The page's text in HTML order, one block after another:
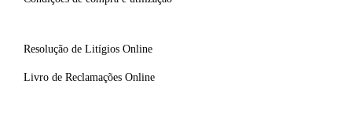
Resolução de Litígios Online
Livro de Reclamações Online